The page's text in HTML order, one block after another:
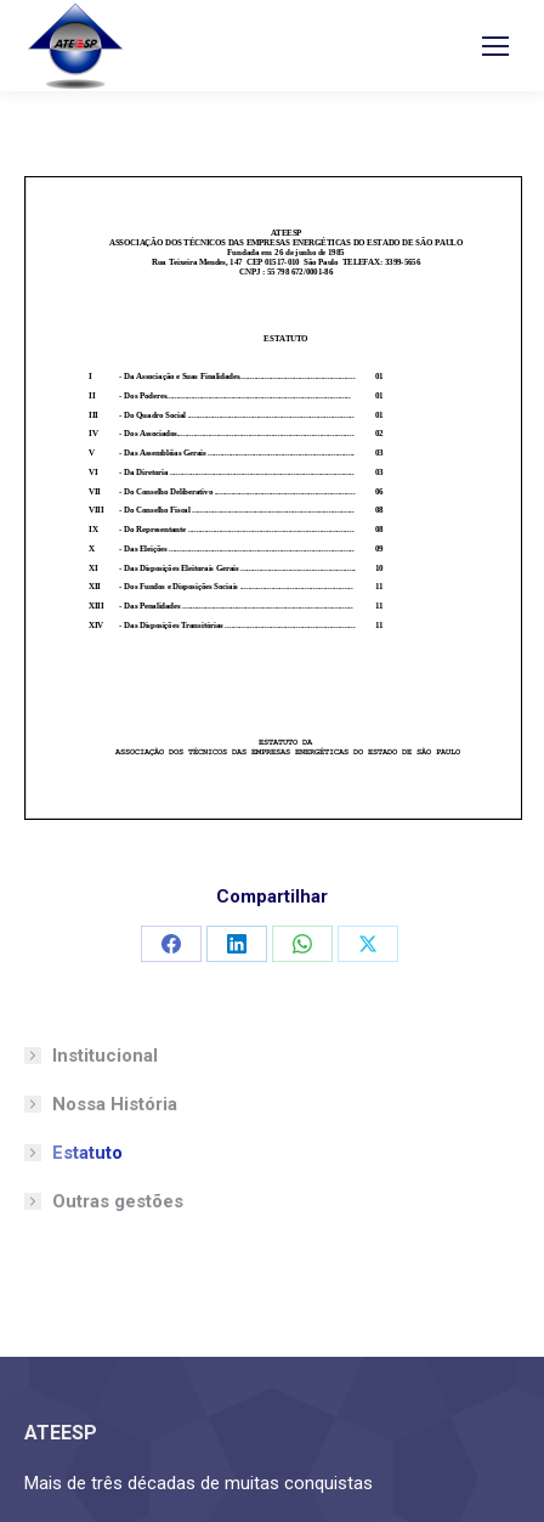
Compartilhar
CompartilharCompartilharCompartilharCompartilhar
Institucional
Nossa História
Estatuto
Outras gestões
ATEESP
Mais de três décadas de muitas conquistas